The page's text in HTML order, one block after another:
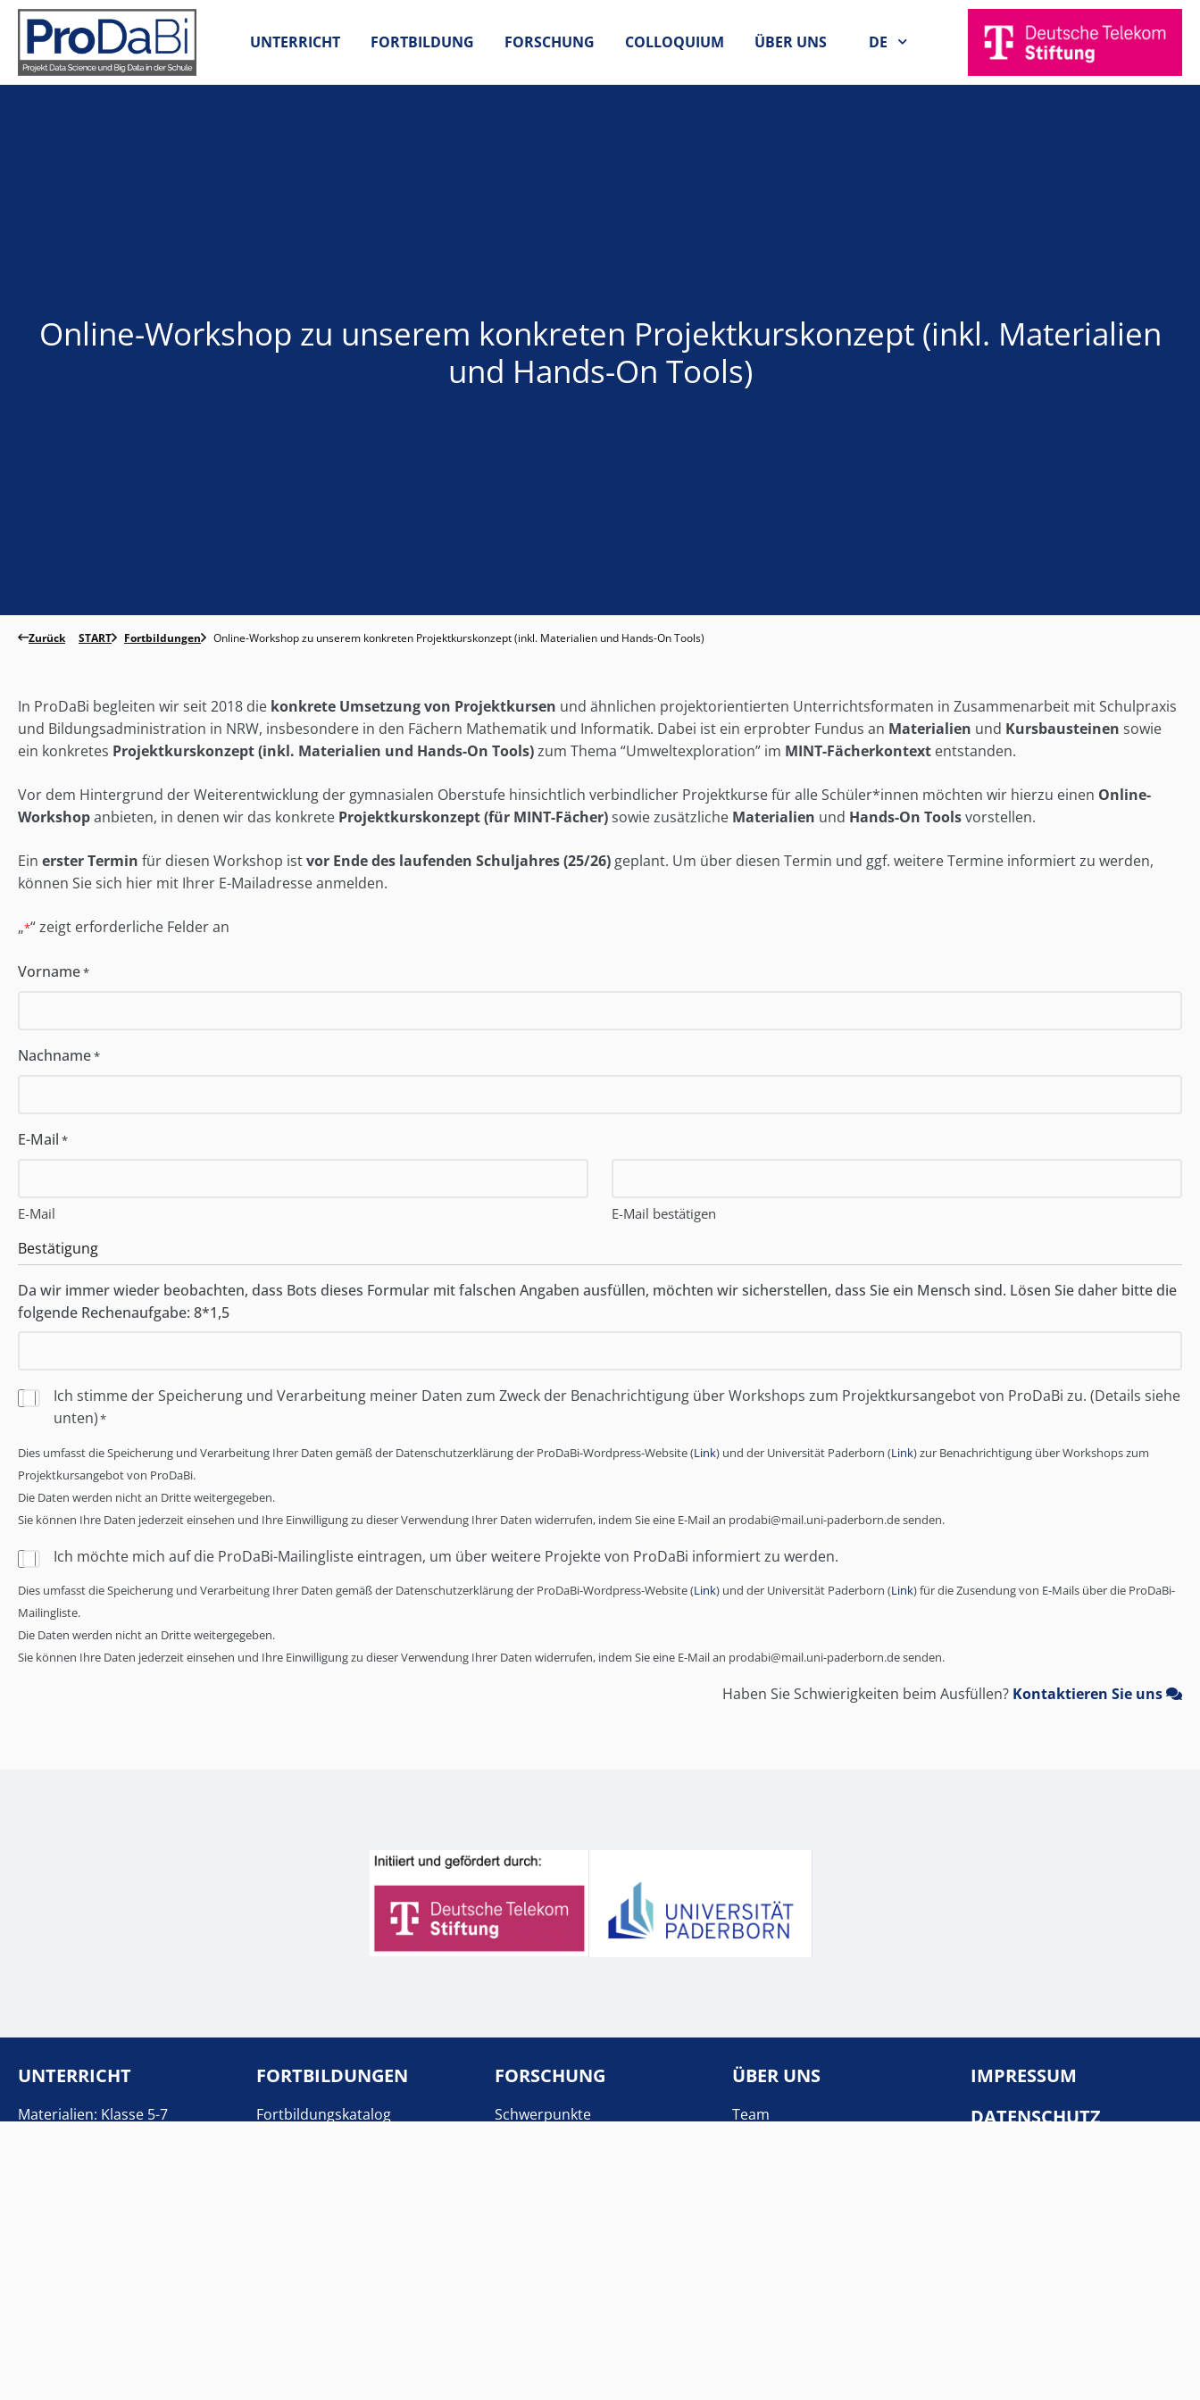
Zum
Inhalt
springen
UNTERRICHT FORTBILDUNG FORSCHUNG COLLOQUIUM ÜBER UNS DE
Online-Workshop zu unserem konkreten Projektkurskonzept (inkl. Materialien
und Hands-On Tools)
Zurück START Fortbildungen Online-Workshop zu unserem konkreten Projektkurskonzept (inkl. Materialien und Hands-On Tools)
In ProDaBi begleiten wir seit 2018 die konkrete Umsetzung von Projektkursen und ähnlichen projektorientierten Unterrichtsformaten in Zusammenarbeit mit Schulpraxis
und Bildungsadministration in NRW, insbesondere in den Fächern Mathematik und Informatik. Dabei ist ein erprobter Fundus an Materialien und Kursbausteinen sowie
ein konkretes Projektkurskonzept(inkl. Materialien und Hands-On Tools)zum Thema “Umweltexploration” im MINT-Fächerkontext entstanden.
Vor dem Hintergrund der Weiterentwicklung der gymnasialen Oberstufe hinsichtlich verbindlicher Projektkurse für alle Schüler*innen möchten wir hierzu einen Online-
Workshopanbieten, in denen wir das konkrete Projektkurskonzept (für MINT-Fächer)sowie zusätzliche Materialien und Hands-On Toolsvorstellen.
Ein erster Termin für diesen Workshop istvor Ende des laufenden Schuljahres (25/26) geplant. Um über diesen Termin und ggf. weitere Termine informiert zu werden,
können Sie sich hier mit Ihrer E-Mailadresse anmelden.
„*“ zeigt erforderliche Felder an
Vorname*
Nachname*
E-Mail *
E-Mail E-Mail bestätigen
Bestätigung
Da wir immer wieder beobachten, dass Bots dieses Formular mit falschen Angaben ausfüllen, möchten wir sicherstellen, dass Sie ein Mensch sind. Lösen Sie daher bitte die
folgende Rechenaufgabe: 8*1,5
Bestätigung
und
Verarbeitung
Ihrer
Daten
*
Ich stimme der Speicherung und Verarbeitung meiner Daten zum Zweck der Benachrichtigung über Workshops zum Projektkursangebot von ProDaBi zu. (Details siehe
unten)*
Dies umfasst die Speicherung und Verarbeitung Ihrer Daten gemäß der Datenschutzerklärung der ProDaBi-Wordpress-Website (Link) und der Universität Paderborn (Link) zur Benachrichtigung über Workshops zum
Projektkursangebot von ProDaBi.
Die Daten werden nicht an Dritte weitergegeben.
Sie können Ihre Daten jederzeit einsehen und Ihre Einwilligung zu dieser Verwendung Ihrer Daten widerrufen, indem Sie eine E-Mail an prodabi@mail.uni-paderborn.de senden.
Anmeldung
die
ProDaBi-
Mailingliste
Ich möchte mich auf die ProDaBi-Mailingliste eintragen, um über weitere Projekte von ProDaBi informiert zu werden.
Dies umfasst die Speicherung und Verarbeitung Ihrer Daten gemäß der Datenschutzerklärung der ProDaBi-Wordpress-Website (Link) und der Universität Paderborn (Link) für die Zusendung von E-Mails über die ProDaBi-
Mailingliste.
Die Daten werden nicht an Dritte weitergegeben.
Sie können Ihre Daten jederzeit einsehen und Ihre Einwilligung zu dieser Verwendung Ihrer Daten widerrufen, indem Sie eine E-Mail an prodabi@mail.uni-paderborn.de senden.
Haben Sie Schwierigkeiten beim Ausfüllen? Kontaktieren Sie uns
UNTERRICHT
Materialien: Klasse 5-7
FORTBILDUNGEN
Fortbildungskatalog
FORSCHUNG
Schwerpunkte
ÜBER UNS
Team
IMPRESSUM
DATENSCHUTZ